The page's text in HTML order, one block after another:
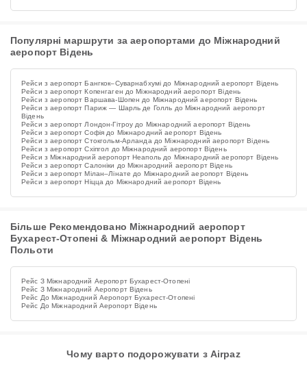
Популярні маршрути за аеропортами до Міжнародний
аеропорт Відень
Рейси з аеропорт Бангкок–Суварнабхумі до Міжнародний аеропорт Відень
Рейси з аеропорт Копенгаген до Міжнародний аеропорт Відень
Рейси з аеропорт Варшава-Шопен до Міжнародний аеропорт Відень
Рейси з аеропорт Париж — Шарль де Голль до Міжнародний аеропорт
Відень
Рейси з аеропорт Лондон-Гітроу до Міжнародний аеропорт Відень
Рейси з аеропорт Софія до Міжнародний аеропорт Відень
Рейси з аеропорт Стокгольм-Арланда до Міжнародний аеропорт Відень
Рейси з аеропорт Схіпгол до Міжнародний аеропорт Відень
Рейси з Міжнародний аеропорт Неаполь до Міжнародний аеропорт Відень
Рейси з аеропорт Салоніки до Міжнародний аеропорт Відень
Рейси з аеропорт Мілан–Лінате до Міжнародний аеропорт Відень
Рейси з аеропорт Ніцца до Міжнародний аеропорт Відень
Більше Рекомендовано Міжнародний аеропорт
Бухарест-Отопені & Міжнародний аеропорт Відень
Польоти
Рейс З Міжнародний Аеропорт Бухарест-Отопені
Рейс З Міжнародний Аеропорт Відень
Рейс До Міжнародний Аеропорт Бухарест-Отопені
Рейс До Міжнародний Аеропорт Відень
Чому варто подорожувати з Airpaz